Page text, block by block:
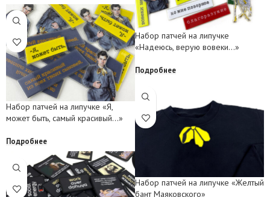
Набор патчей на липучке
«Надеюсь, верую вовеки…»
Подробнее
Набор патчей на липучке «Я,
может быть, самый красивый…»
Подробнее
Набор патчей на липучке «Желтый
бант Маяковского»